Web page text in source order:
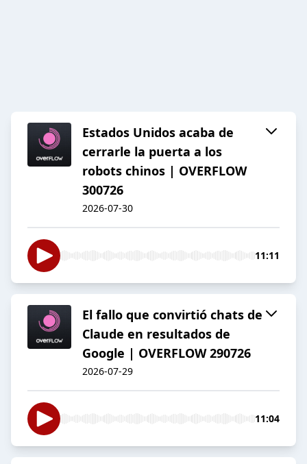
Estados Unidos acaba de
cerrarle la puerta a los
robots chinos | OVERFLOW
300726
2026-07-30
11:11
El fallo que convirtió chats de
Claude en resultados de
Google | OVERFLOW 290726
2026-07-29
11:04